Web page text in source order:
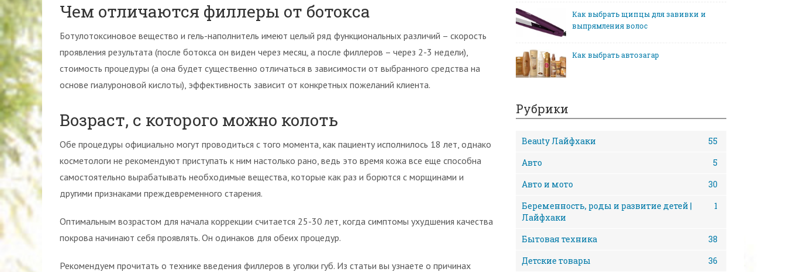
Чем отличаются филлеры от ботокса
Ботулотоксиновое вещество и гель-наполнитель имеют целый ряд функциональных различий – скорость
проявления результата (после ботокса он виден через месяц, а после филлеров – через 2-3 недели),
стоимость процедуры (а она будет существенно отличаться в зависимости от выбранного средства на
основе гиалуроновой кислоты), эффективность зависит от конкретных пожеланий клиента.
Возраст, с которого можно колоть
Обе процедуры официально могут проводиться с того момента, как пациенту исполнилось 18 лет, однако
косметологи не рекомендуют приступать к ним настолько рано, ведь это время кожа все еще способна
самостоятельно вырабатывать необходимые вещества, которые как раз и борются с морщинами и
другими признаками преждевременного старения.
Оптимальным возрастом для начала коррекции считается 25-30 лет, когда симптомы ухудшения качества
покрова начинают себя проявлять. Он одинаков для обеих процедур.
Рекомендуем прочитать о технике введения филлеров в уголки губ. Из статьи вы узнаете о причинах
Как выбрать щипцы для завивки и
выпрямления волос
Как выбрать автозагар
Рубрики
Beauty Лайфхаки
55
Авто
5
Авто и мото
30
Беременность, роды и развитие детей |
Лайфхаки
1
Бытовая техника
38
Детские товары
36